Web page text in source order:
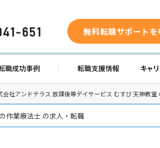
0120-941-651 無料転職サポート
転職成功事例 転職支援
会社アンドテラス 放課後等デイサービス むすび 天神教室
の作業療法士 の求人・転職